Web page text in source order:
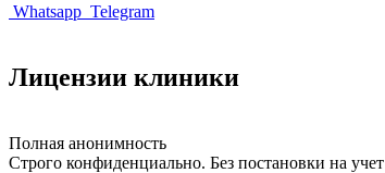
Whatsapp Telegram
Лицензии клиники
Полная анонимность
Строго конфиденциально. Без постановки на учет